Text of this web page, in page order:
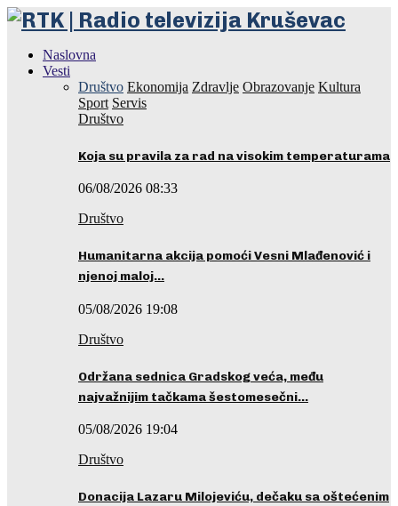
Naslovna
Vesti
Društvo Ekonomija Zdravlje Obrazovanje Kultura
Sport Servis
Društvo
Koja su pravila za rad na visokim temperaturama
06/08/2026 08:33
Društvo
Humanitarna akcija pomoći Vesni Mlađenović i
njenoj maloj…
05/08/2026 19:08
Društvo
Održana sednica Gradskog veća, među
najvažnijim tačkama šestomesečni…
05/08/2026 19:04
Društvo
Donacija Lazaru Milojeviću, dečaku sa oštećenim